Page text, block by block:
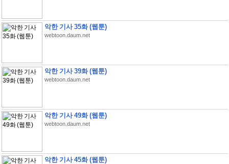
악한 기사 35화 (웹툰)
webtoon.daum.net
악한 기사 39화 (웹툰)
webtoon.daum.net
악한 기사 49화 (웹툰)
webtoon.daum.net
악한 기사 45화 (웹툰)